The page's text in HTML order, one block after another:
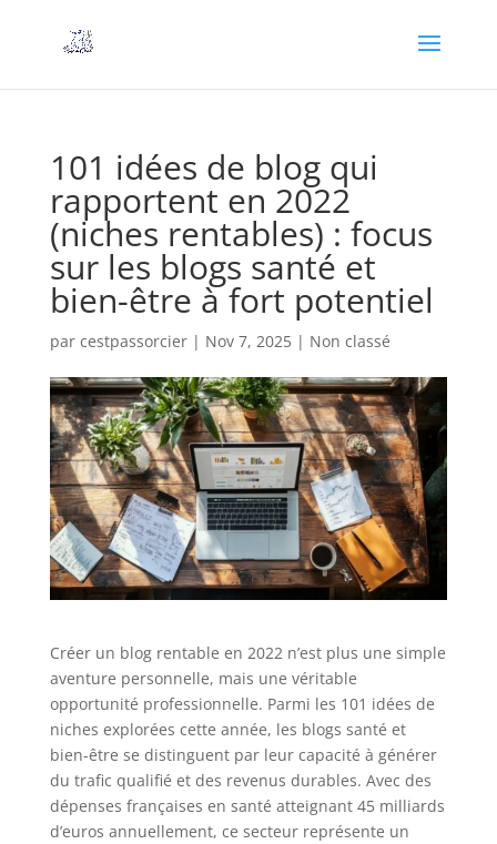
101 idées de blog qui
rapportent en 2022
(niches rentables) : focus
sur les blogs santé et
bien-être à fort potentiel
par cestpassorcier| Nov 7, 2025| Non classé
Créer un blog rentable en 2022 n’est plus une simple
aventure personnelle, mais une véritable
opportunité professionnelle. Parmi les 101 idées de
niches explorées cette année, les blogs santé et
bien-être se distinguent par leur capacité à générer
du trafic qualifié et des revenus durables. Avec des
dépenses françaises en santé atteignant 45 milliards
d’euros annuellement, ce secteur représente un